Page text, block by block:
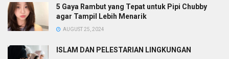
5 Gaya Rambut yang Tepat untuk Pipi Chubby
agar Tampil Lebih Menarik
AUGUST 25, 2024
ISLAM DAN PELESTARIAN LINGKUNGAN